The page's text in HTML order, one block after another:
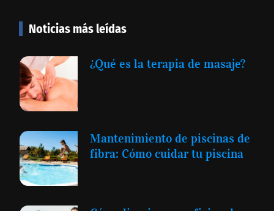
Noticias más leídas
¿Qué es la terapia de masaje?
Mantenimiento de piscinas de
fibra: Cómo cuidar tu piscina